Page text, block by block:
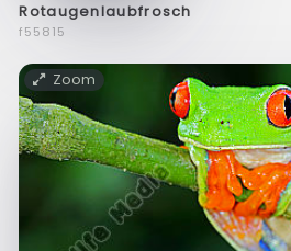
Rotaugenlaubfrosch
f55815
Zoom